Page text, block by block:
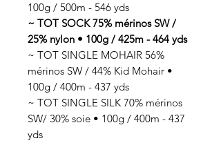
100g / 500m - 546 yds
~ TOT SOCK 75% mérinos SW /
25% nylon • 100g / 425m - 464 yds
~ TOT SINGLE MOHAIR 56%
mérinos SW / 44% Kid Mohair •
100g / 400m - 437 yds
~ TOT SINGLE SILK 70% mérinos
SW/ 30% soie • 100g / 400m - 437
yds